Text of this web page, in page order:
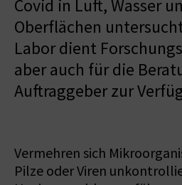
Covid in Luft, Wasser
Oberflächen
Labor dient
aber auch für die
Auftraggeber zur
Vermehren sich
Pilze oder Viren